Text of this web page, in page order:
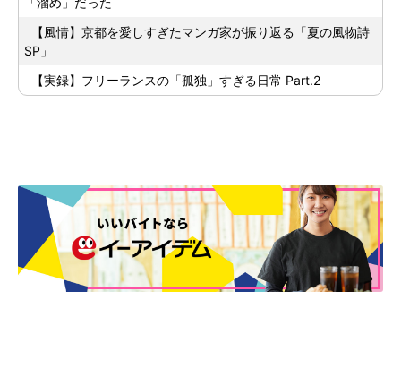
【風情】京都を愛しすぎたマンガ家が振り返る「夏の風物詩
SP」
【実録】フリーランスの「孤独」すぎる日常 Part.2